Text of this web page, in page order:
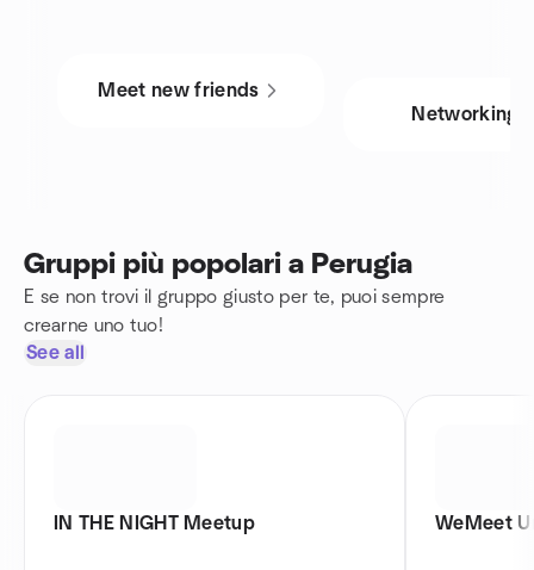
Meet new friends
Networking
Gruppi più popolari a Perugia
E se non trovi il gruppo giusto per te, puoi sempre
crearne uno tuo!
See all
IN THE NIGHT Meetup WeMeet